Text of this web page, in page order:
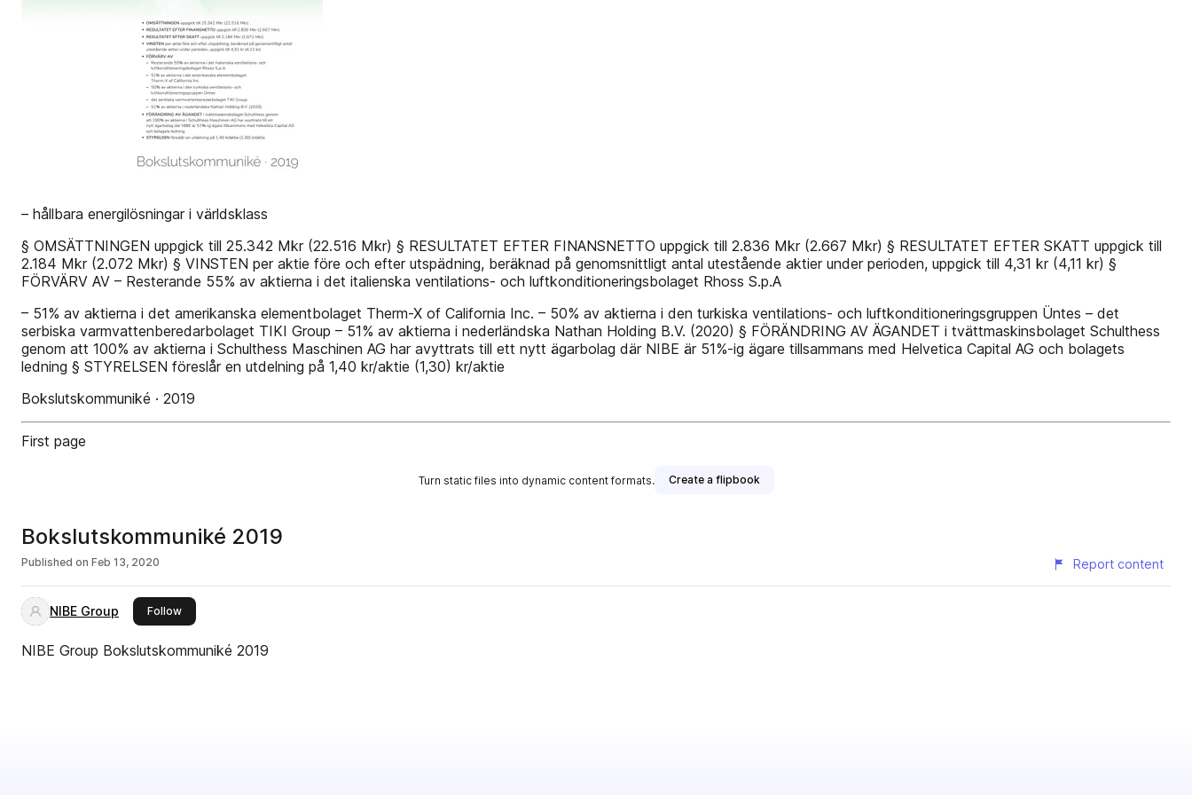
– hållbara energilösningar i världsklass
§ OMSÄTTNINGEN uppgick till 25.342 Mkr (22.516 Mkr) § RESULTATET EFTER FINANSNETTO uppgick till 2.836 Mkr (2.667 Mkr) § RESULTATET EFTER SKATT uppgick till
2.184 Mkr (2.072 Mkr) § VINSTEN per aktie före och efter utspädning, beräknad på genomsnittligt antal utestående aktier under perioden, uppgick till 4,31 kr (4,11 kr) §
FÖRVÄRV AV – Resterande 55% av aktierna i det italienska ventilations- och luftkonditioneringsbolaget Rhoss S.p.A
– 51% av aktierna i det amerikanska elementbolaget Therm-X of California Inc. – 50% av aktierna i den turkiska ventilations- och luftkonditioneringsgruppen Üntes – det
serbiska varmvattenberedarbolaget TIKI Group – 51% av aktierna i nederländska Nathan Holding B.V. (2020) § FÖRÄNDRING AV ÄGANDET i tvättmaskinsbolaget Schulthess
genom att 100% av aktierna i Schulthess Maschinen AG har avyttrats till ett nytt ägarbolag där NIBE är 51%-ig ägare tillsammans med Helvetica Capital AG och bolagets
ledning § STYRELSEN föreslår en utdelning på 1,40 kr/aktie (1,30) kr/aktie
Bokslutskommuniké · 2019
First page
Turn static files into dynamic content formats. Create a flipbook
Bokslutskommuniké 2019
Published on Feb 13, 2020 Report content
NIBE Group Followthis publisher
NIBE Group Bokslutskommuniké 2019